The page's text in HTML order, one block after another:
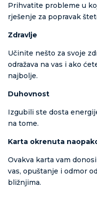
Prihvatite probleme u
rješenje za popravak
Zdravlje
Učinite nešto za svoje
odražava na vas i ako
najbolje.
Duhovnost
Izgubili ste dosta
na tome.
Karta okrenuta
Ovakva karta vam
vas, opuštanje i odmor
bližnjima.